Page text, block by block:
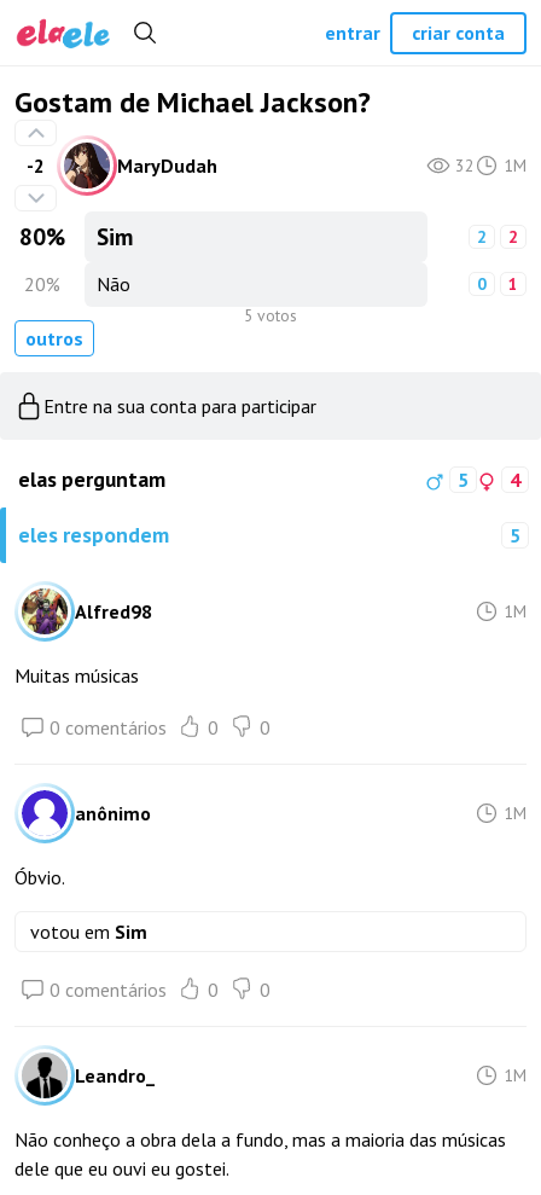
Gostam de Michael Jackson?
-2 MaryDudah 32 1M
80% Sim 2 2
20% Não 0
1
5 votos
outros
Entre na sua conta para participar
elas perguntam 5 4
eles respondem 5
Alfred98 1M
Muitas músicas
0 comentários 0 0
anônimo 1M
Óbvio.
votou em Sim
0 comentários 0 0
Leandro_ 1M
Não conheço a obra dela a fundo, mas a maioria das músicas
dele que eu ouvi eu gostei.
entrar criar conta